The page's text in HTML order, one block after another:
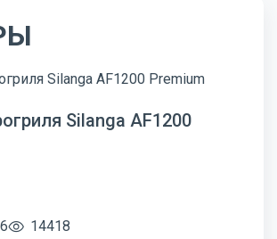
Silanga AF1200
14418